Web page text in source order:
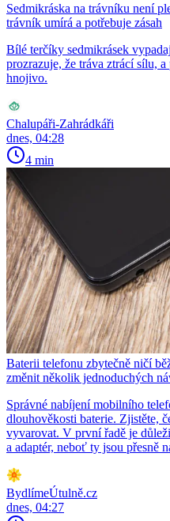
Sedmikráska na trávníku není
trávník umírá a potřebuje zásah
Bílé terčíky sedmikrásek
prozrazuje, že tráva ztrácí sílu,
hnojivo.
Chalupáři-Zahrádkáři
dnes, 04:28
4 min
Baterii telefonu zbytečně ničí
změnit několik jednoduchých
Správné nabíjení mobilního
dlouhověkosti baterie. Zjistěte,
vyvarovat. V první řadě je
a adaptér, neboť ty jsou přesně
BydlímeÚtulně.cz
dnes, 04:27